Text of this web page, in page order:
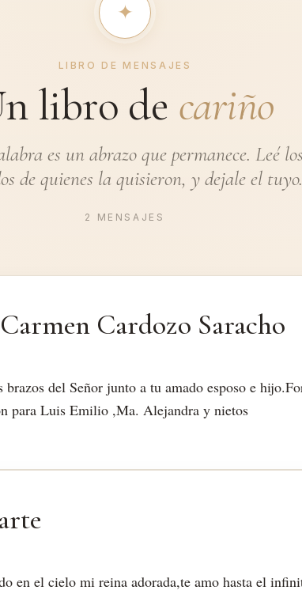
✦︎
LIBRO DE MENSAJES
libro de cariño
es un abrazo que permanece. Leé
de quienes la quisieron, y dejale el tuyo.
2 MENSAJES
Cardozo Saracho
brazos del Señor junto a tu amado esposo e
para Luis Emilio ,Ma. Alejandra y nietos
en el cielo mi reina adorada,te amo hasta el